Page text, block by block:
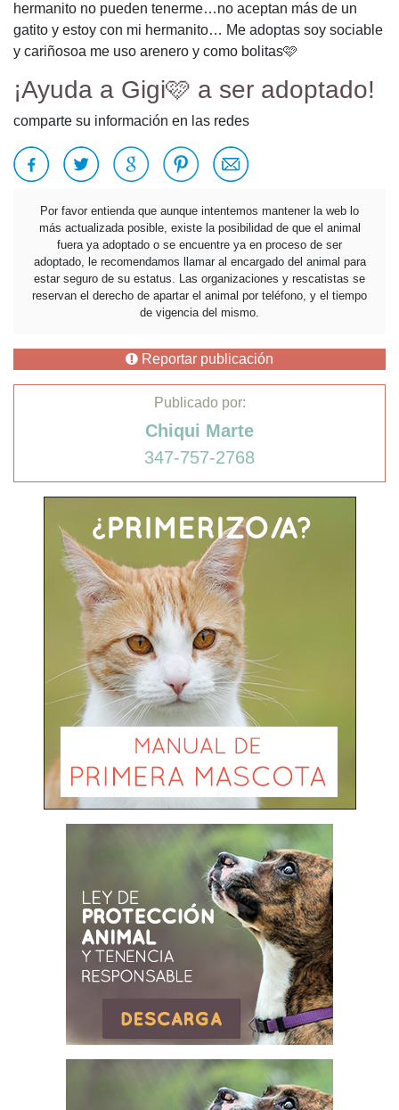
hermanito no pueden tenerme…no aceptan más de un
gatito y estoy con mi hermanito… Me adoptas soy sociable
y cariñosoa me uso arenero y como bolitas🩷
¡Ayuda a Gigi🩷 a ser adoptado!
comparte su información en las redes
Por favor entienda que aunque intentemos mantener la web lo
más actualizada posible, existe la posibilidad de que el animal
fuera ya adoptado o se encuentre ya en proceso de ser
adoptado, le recomendamos llamar al encargado del animal para
estar seguro de su estatus. Las organizaciones y rescatistas se
reservan el derecho de apartar el animal por teléfono, y el tiempo
de vigencia del mismo.
Reportar publicación
Publicado por:
Chiqui Marte
347-757-2768